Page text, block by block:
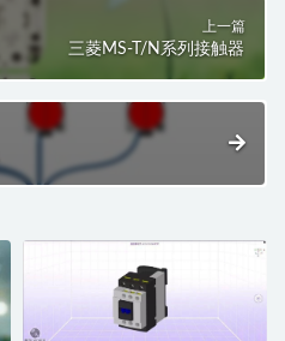
上一篇
三菱MS-T/N系列接触器